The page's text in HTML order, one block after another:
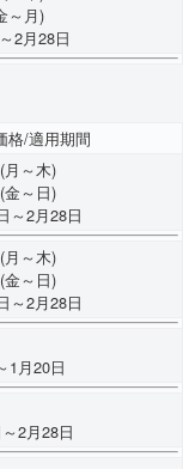
～月)
2月28日
格/適用期間
月～木)
金～日)
～2月28日
月～木)
金～日)
～2月28日
1月20日
2月28日